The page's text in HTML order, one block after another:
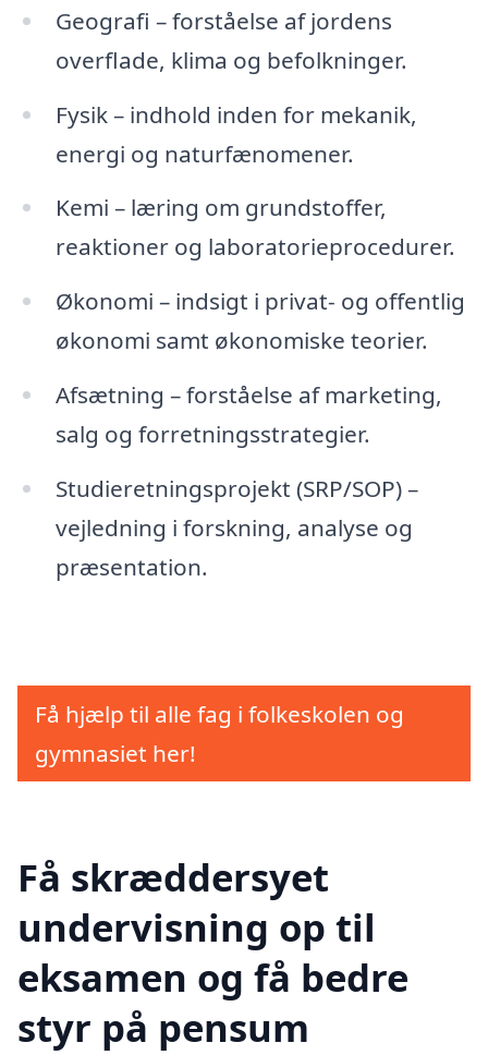
Geografi – forståelse af jordens
overflade, klima og befolkninger.
Fysik – indhold inden for mekanik,
energi og naturfænomener.
Kemi – læring om grundstoffer,
reaktioner og laboratorieprocedurer.
Økonomi – indsigt i privat- og offentlig
økonomi samt økonomiske teorier.
Afsætning – forståelse af marketing,
salg og forretningsstrategier.
Studieretningsprojekt (SRP/SOP) –
vejledning i forskning, analyse og
præsentation.
Få hjælp til alle fag i folkeskolen og
gymnasiet her!
Få skræddersyet
undervisning op til
eksamen og få bedre
styr på pensum